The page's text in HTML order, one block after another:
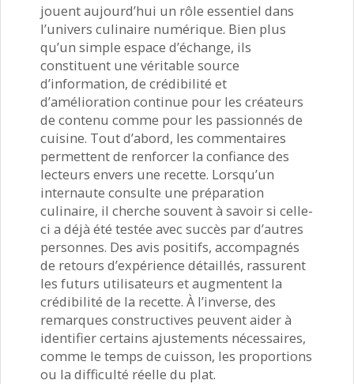
jouent aujourd’hui un rôle essentiel dans
l’univers culinaire numérique. Bien plus
qu’un simple espace d’échange, ils
constituent une véritable source
d’information, de crédibilité et
d’amélioration continue pour les créateurs
de contenu comme pour les passionnés de
cuisine. Tout d’abord, les commentaires
permettent de renforcer la confiance des
lecteurs envers une recette. Lorsqu’un
internaute consulte une préparation
culinaire, il cherche souvent à savoir si celle-
ci a déjà été testée avec succès par d’autres
personnes. Des avis positifs, accompagnés
de retours d’expérience détaillés, rassurent
les futurs utilisateurs et augmentent la
crédibilité de la recette. À l’inverse, des
remarques constructives peuvent aider à
identifier certains ajustements nécessaires,
comme le temps de cuisson, les proportions
ou la difficulté réelle du plat.